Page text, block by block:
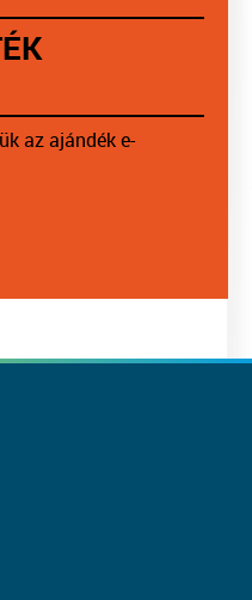
az ajándék e-